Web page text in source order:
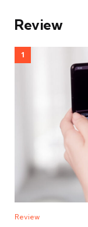
Review
Review